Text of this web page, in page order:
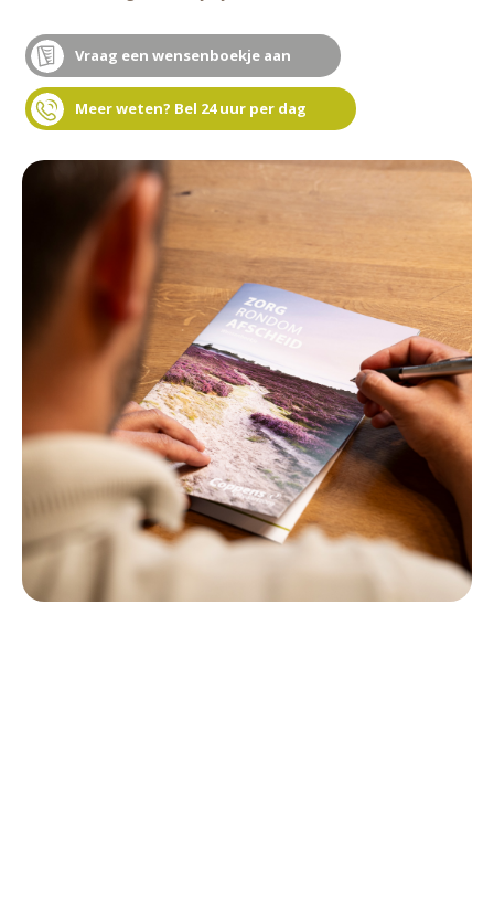
Vraag een wensenboekje aan
Meer weten? Bel 24 uur per dag